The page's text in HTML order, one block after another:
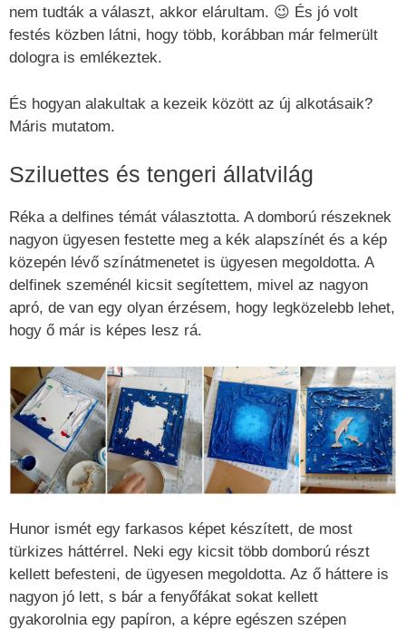
nem tudták a választ, akkor elárultam. 😉 És jó volt
festés közben látni, hogy több, korábban már felmerült
dologra is emlékeztek.
És hogyan alakultak a kezeik között az új alkotásaik?
Máris mutatom.
Sziluettes és tengeri állatvilág
Réka a delfines témát választotta. A domború részeknek
nagyon ügyesen festette meg a kék alapszínét és a kép
közepén lévő színátmenetet is ügyesen megoldotta. A
delfinek szeménél kicsit segítettem, mivel az nagyon
apró, de van egy olyan érzésem, hogy legközelebb lehet,
hogy ő már is képes lesz rá.
Hunor ismét egy farkasos képet készített, de most
türkizes háttérrel. Neki egy kicsit több domború részt
kellett befesteni, de ügyesen megoldotta. Az ő háttere is
nagyon jó lett, s bár a fenyőfákat sokat kellett
gyakorolnia egy papíron, a képre egészen szépen